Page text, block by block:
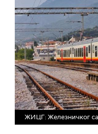
ЖИЦГ: Железничког